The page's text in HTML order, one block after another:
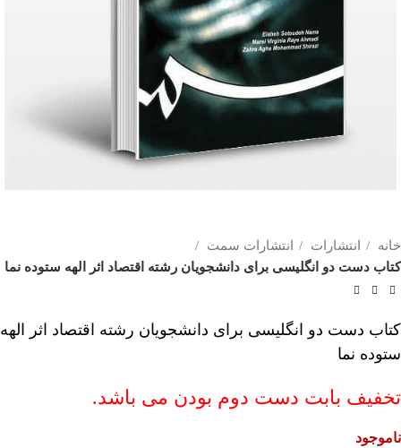
خانه انتشارات
انتشارات سمت
کتاب دست دو انگلیسی برای دانشجویان رشته اقتصاد اثر الهه ستوده نما
کتاب دست دو انگلیسی برای دانشجویان رشته اقتصاد اثر الهه
ستوده نما
تخفیف بابت دست دوم بودن می باشد.
ناموجود